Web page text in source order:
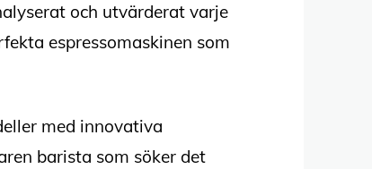
och utvärderat varje
espressomaskinen som
med innovativa
barista som söker det